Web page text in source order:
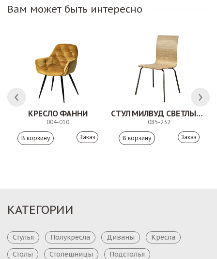
Вам может быть интересно
КРЕСЛО ФАННИ
004-010
Заказ
СТУЛ МИЛВУД СВЕТЛЫЙ ШЕЛК
085-232
Заказ
КАТЕГОРИИ
Стулья Полукресла Диваны
Кресла
Столы
Столешницы
Подстолья